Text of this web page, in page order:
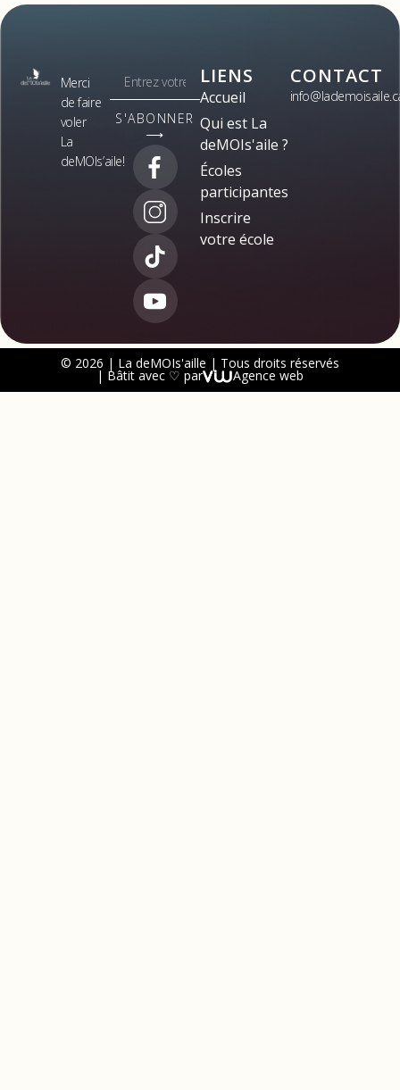
Merci
de faire
voler
La
deMOIs’aile!
S'ABONNER
⟶
LIENS
Accueil
Qui est La
deMOIs'aile ?
Écoles
participantes
Inscrire
votre école
CONTACT
© 2026 | La deMOIs'aille | Tous droits réservés
| Bâtit avec ♡ par Agence web